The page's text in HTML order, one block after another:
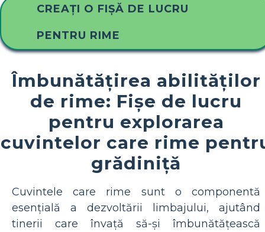
CREAȚI O FIȘĂ DE LUCRU
PENTRU RIME
Îmbunătățirea abilităților
de rime: Fișe de lucru
pentru explorarea
cuvintelor care rime
grădiniță
Cuvintele care rime sunt o componentă
esențială a dezvoltării limbajului, ajutând
tinerii care învață să-și îmbunătățească